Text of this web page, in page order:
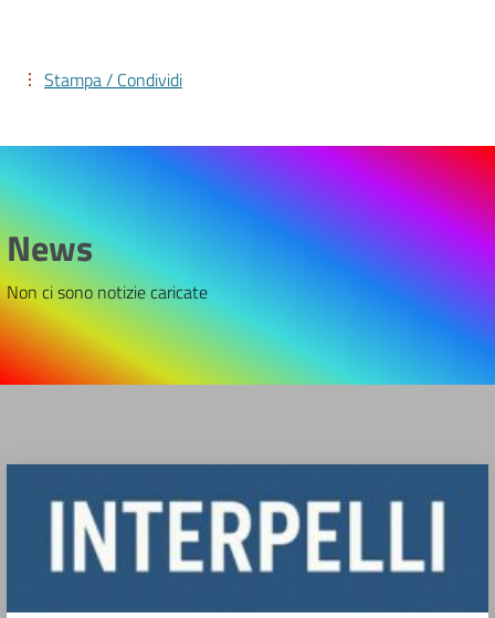
Stampa / Condividi
News
Non ci sono notizie caricate